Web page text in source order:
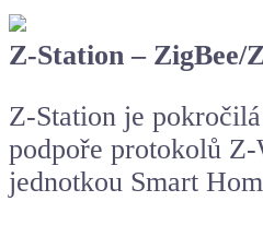
Z-Station – ZigBee/
Z-Station je
podpoře protokolů
jednotkou Smart